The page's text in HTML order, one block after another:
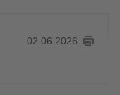
02.06.2026